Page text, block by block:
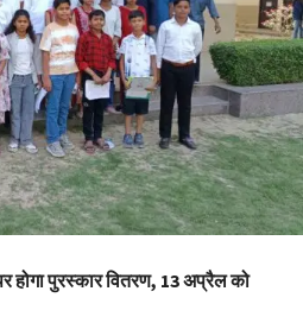
होगा पुरस्कार वितरण, 13 अप्रैल को